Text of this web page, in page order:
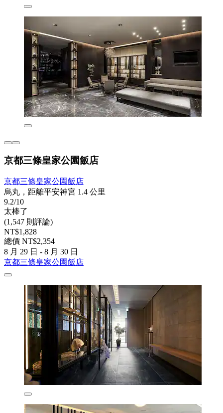
京都三條皇家公園飯店
京都三條皇家公園飯店
烏丸，距離平安神宮 1.4 公里
9.2/10
太棒了
(1,547 則評論)
NT$1,828
總價 NT$2,354
8 月 29 日 - 8 月 30 日
京都三條皇家公園飯店